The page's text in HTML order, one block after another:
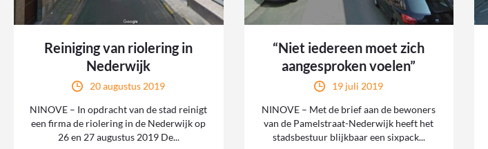
Reiniging van riolering in
Nederwijk
20 augustus 2019
NINOVE – In opdracht van de stad reinigt
een firma de riolering in de Nederwijk op
26 en 27 augustus 2019 De...
“Niet iedereen moet zich
aangesproken voelen”
19 juli 2019
NINOVE – Met de brief aan de bewoners
van de Pamelstraat-Nederwijk heeft het
stadsbestuur blijkbaar een sixpack...